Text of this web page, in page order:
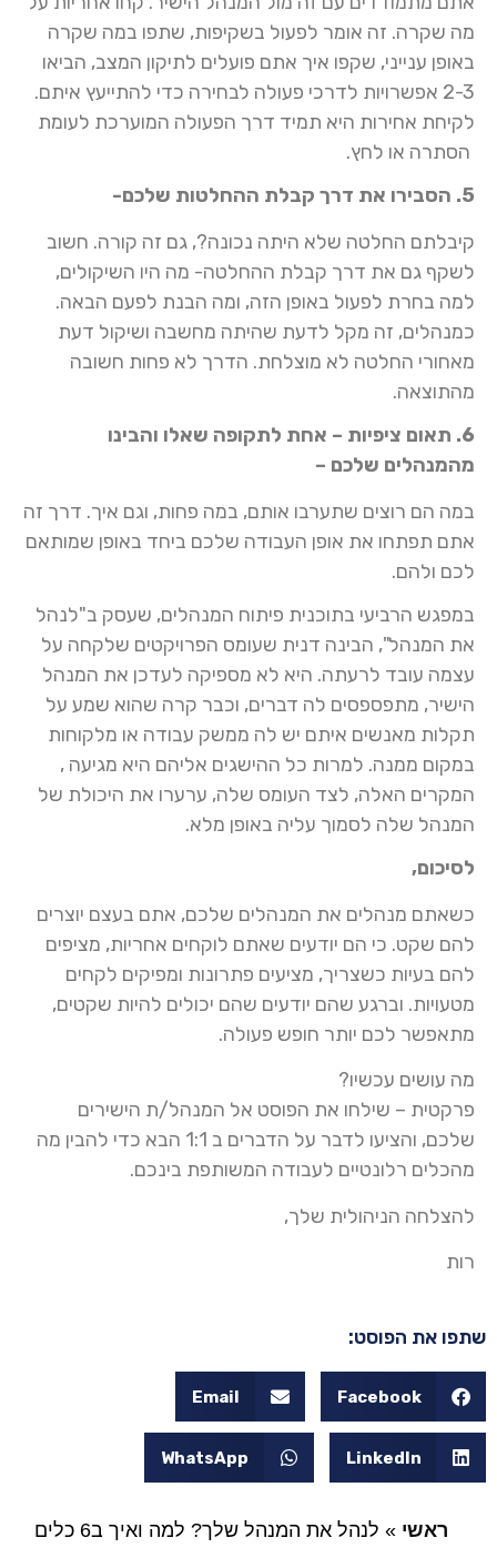
ראשי » לנהל את המנהל שלך? למה ואיך ב6 כלים
מה שקרה. זה אומר לפעול בשקיפות, שתפו במה שקרה
באופן ענייני, שקפו איך אתם פועלים לתיקון המצב, הביאו
2-3 אפשרויות לדרכי פעולה לבחירה כדי להתייעץ איתם.
לקיחת אחירות היא תמיד דרך הפעולה המוערכת לעומת
הסתרה או לחץ.
5. הסבירו את דרך קבלת ההחלטות שלכם-
קיבלתם החלטה שלא היתה נכונה?, גם זה קורה. חשוב
לשקף גם את דרך קבלת ההחלטה- מה היו השיקולים,
למה בחרת לפעול באופן הזה, ומה הבנת לפעם הבאה.
כמנהלים, זה מקל לדעת שהיתה מחשבה ושיקול דעת
מאחורי החלטה לא מוצלחת. הדרך לא פחות חשובה
מהתוצאה.
6. תאום ציפיות – אחת לתקופה שאלו והבינו
מהמנהלים שלכם –
במה הם רוצים שתערבו אותם, במה פחות, וגם איך. דרך זה
אתם תפתחו את אופן העבודה שלכם ביחד באופן שמותאם
לכם ולהם.
במפגש הרביעי בתוכנית פיתוח המנהלים, שעסק ב"לנהל
את המנהל", הבינה דנית שעומס הפרויקטים שלקחה על
עצמה עובד לרעתה. היא לא מספיקה לעדכן את המנהל
הישיר, מתפספסים לה דברים, וכבר קרה שהוא שמע על
תקלות מאנשים איתם יש לה ממשק עבודה או מלקוחות
במקום ממנה. למרות כל ההישגים אליהם היא מגיעה ,
המקרים האלה, לצד העומס שלה, ערערו את היכולת של
המנהל שלה לסמוך עליה באופן מלא.
לסיכום,
כשאתם מנהלים את המנהלים שלכם, אתם בעצם יוצרים
להם שקט. כי הם יודעים שאתם לוקחים אחריות, מציפים
להם בעיות כשצריך, מציעים פתרונות ומפיקים לקחים
מטעויות. וברגע שהם יודעים שהם יכולים להיות שקטים,
מתאפשר לכם יותר חופש פעולה.
מה עושים עכשיו?
פרקטית – שילחו את הפוסט אל המנהל/ת הישירים
שלכם, והציעו לדבר על הדברים ב 1:1 הבא כדי להבין מה
מהכלים רלונטיים לעבודה המשותפת בינכם.
להצלחה הניהולית שלך,
רות
שתפו את הפוסט:
Facebook
Email
LinkedIn
WhatsApp